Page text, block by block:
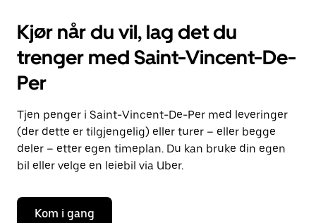
Kjør når du vil, lag det du
trenger med Saint-Vincent-De-
Per
Tjen penger i Saint-Vincent-De-Per med leveringer
(der dette er tilgjengelig) eller turer – eller begge
deler – etter egen timeplan. Du kan bruke din egen
bil eller velge en leiebil via Uber.
Kom i gang